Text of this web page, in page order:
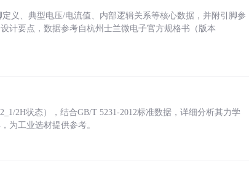
义、典型电压/电流值、内部逻辑关系等核心数据，并附引脚参
计要点，数据参考自杭州士兰微电子官方规格书（版本
2H状态），结合GB/T 5231-2012标准数据，详细分析其力学
为工业选材提供参考。